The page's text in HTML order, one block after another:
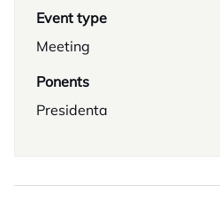
Event type
Meeting
Ponents
Presidenta